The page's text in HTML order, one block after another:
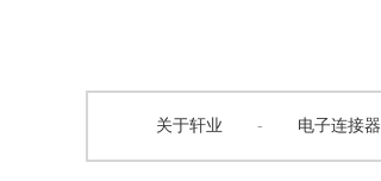
关于轩业 - 电子连接器